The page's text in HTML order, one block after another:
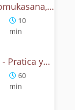
Come fare Gomukasana, la posizione del muso della vacca? Tutorial
10
min
Gomukasana - Pratica yoga con l'anatomia del muso della vacca
60
min